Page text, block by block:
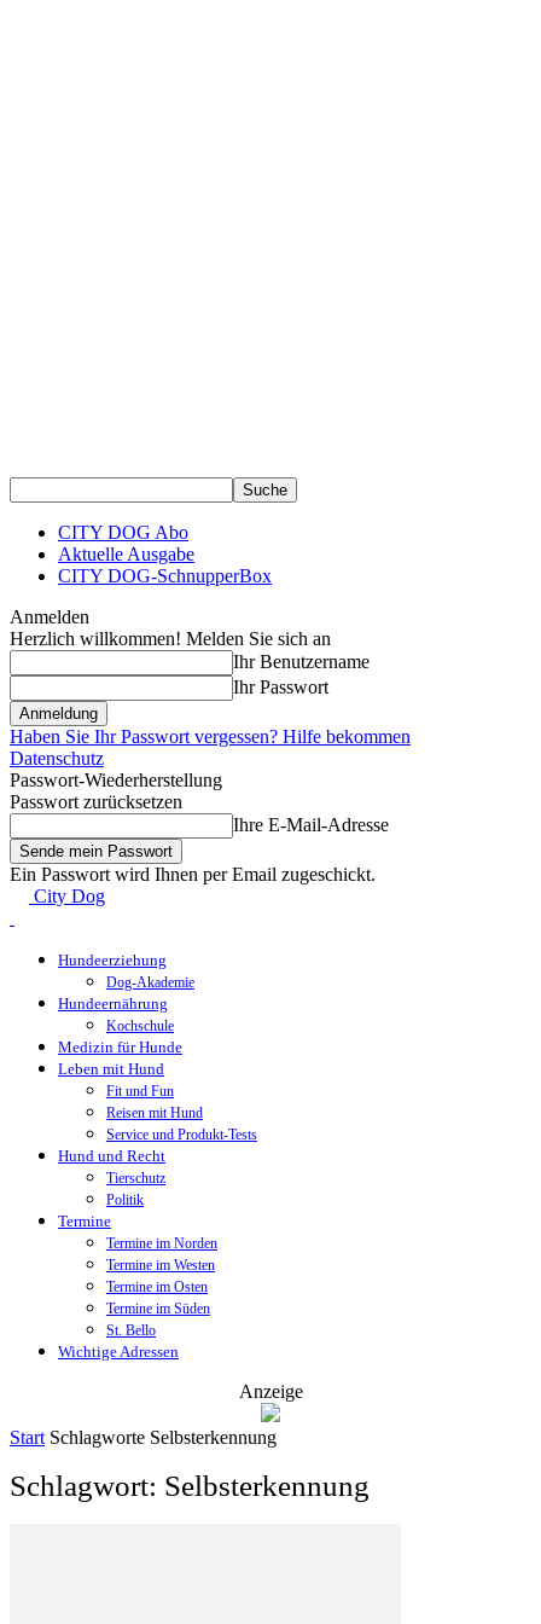
CITY DOG Abo
Aktuelle Ausgabe
CITY DOG-SchnupperBox
Anmelden
Herzlich willkommen! Melden Sie sich an
Ihr Benutzername
Ihr Passwort
Haben Sie Ihr Passwort vergessen? Hilfe bekommen
Datenschutz
Passwort-Wiederherstellung
Passwort zurücksetzen
Ihre E-Mail-Adresse
Ein Passwort wird Ihnen per Email zugeschickt.
City Dog
Hundeerziehung
Dog-Akademie
Hundeernährung
Kochschule
Medizin für Hunde
Leben mit Hund
Fit und Fun
Reisen mit Hund
Service und Produkt-Tests
Hund und Recht
Tierschutz
Politik
Termine
Termine im Norden
Termine im Westen
Termine im Osten
Termine im Süden
St. Bello
Wichtige Adressen
Anzeige
Start Schlagworte Selbsterkennung
Schlagwort: Selbsterkennung